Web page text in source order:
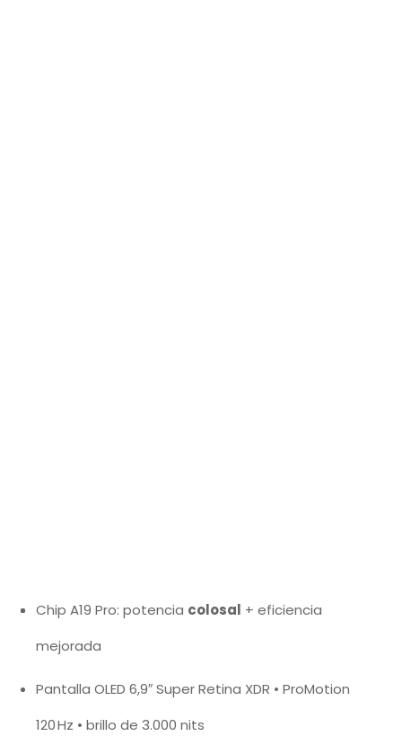
Chip A19 Pro: potencia colosal + eficiencia
mejorada
Pantalla OLED 6,9″ Super Retina XDR • ProMotion
120 Hz • brillo de 3.000 nits